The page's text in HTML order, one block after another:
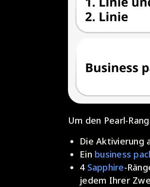
Um den Pearl-
Die Aktivierung
Ein business
4 Sapphire-
jedem Ihrer